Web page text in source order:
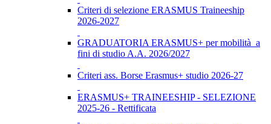
Criteri di selezione ERASMUS Traineeship
2026-2027
GRADUATORIA ERASMUS+ per mobilità a
fini di studio A.A. 2026/2027
Criteri ass. Borse Erasmus+ studio 2026-27
ERASMUS+ TRAINEESHIP - SELEZIONE
2025-26 - Rettificata